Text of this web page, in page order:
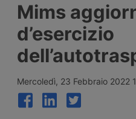
degli
l’elenco delle 133
ammesse agli
l’uscita volontaria dal
del bando finanziato
per il 2026.
Mims
d’esercizio
Mercoledì, 23 Febbraio 2022